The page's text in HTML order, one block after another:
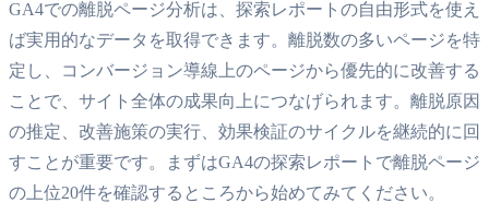
GA4での離脱ページ分析は、探索レポートの自由形式を使え
ば実用的なデータを取得できます。離脱数の多いページを特
定し、コンバージョン導線上のページから優先的に改善する
ことで、サイト全体の成果向上につなげられます。離脱原因
の推定、改善施策の実行、効果検証のサイクルを継続的に回
すことが重要です。まずはGA4の探索レポートで離脱ページ
の上位20件を確認するところから始めてみてください。